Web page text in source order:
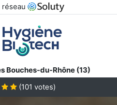
Bouches-du-Rhône (13)
(101 votes)